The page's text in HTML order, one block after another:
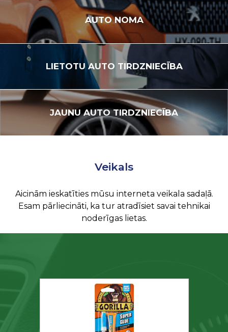
AUTONOMA
LIETOTUAUTO TIRDZNIECĪBA
JAUNUAUTO TIRDZNIECĪBA
Veikals
Aicinām ieskatīties mūsu interneta veikala sadaļā.
Esam pārliecināti, ka tur atradīsiet savai tehnikai
noderīgas lietas.